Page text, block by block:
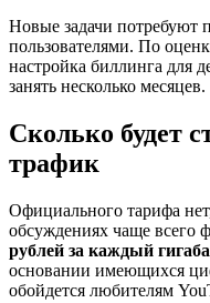
Новые задачи потребуют
пользователями. По
настройка биллинга для
занять несколько месяцев.
Сколько будет
трафик
Официального тарифа
обсуждениях чаще всего
рублей за каждый
основании имеющихся
обойдется любителям